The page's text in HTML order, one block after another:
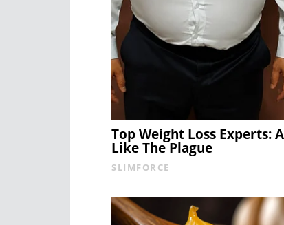
Top Weight Loss Experts:
Like The Plague
SLIMFORCE